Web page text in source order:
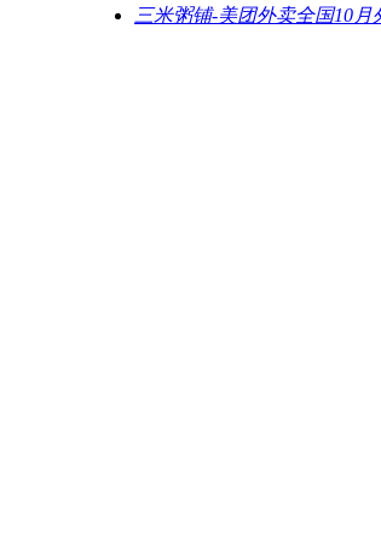
三米粥铺-美团外卖全国10月